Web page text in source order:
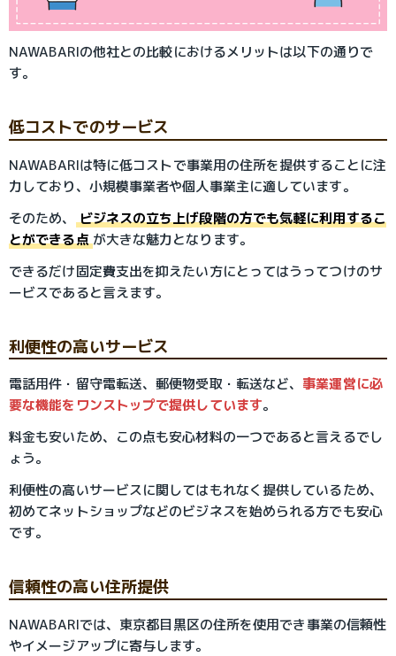
NAWABARIの他社との比較におけるメリットは以下の通りで
す。
低コストでのサービス
NAWABARIは特に低コストで事業用の住所を提供することに注
力しており、小規模事業者や個人事業主に適しています。
そのため、
ビジネスの立ち上げ段階の方でも気軽に利用するこ
とができる点が大きな魅力となります。
できるだけ固定費支出を抑えたい方にとってはうってつけのサ
ービスであると言えます。
利便性の高いサービス
電話用件・留守電転送、郵便物受取・転送など、 事業運営に必
要な機能をワンストップで提供しています。
料金も安いため、この点も安心材料の一つであると言えるでし
ょう。
利便性の高いサービスに関してはもれなく提供しているため、
初めてネットショップなどのビジネスを始められる方でも安心
です。
信頼性の高い住所提供
NAWABARIでは、東京都目黒区の住所を使用でき事業の信頼性
やイメージアップに寄与します。